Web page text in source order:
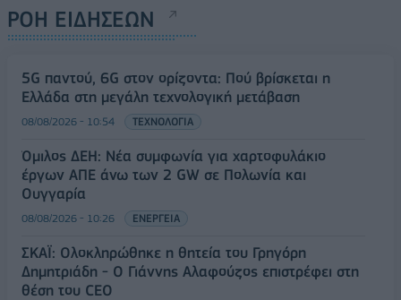
ΡΟΗ ΕΙΔΗΣΕΩΝ
5G παντού, 6G στον ορίζοντα: Πού βρίσκεται η
Ελλάδα στη μεγάλη τεχνολογική μετάβαση
08/08/2026 - 10:54 ΤΕΧΝΟΛΟΓΙΑ
Όμιλος ΔΕΗ: Νέα συμφωνία για χαρτοφυλάκιο
έργων ΑΠΕ άνω των 2 GW σε Πολωνία και
Ουγγαρία
08/08/2026 - 10:26 ΕΝΕΡΓΕΙΑ
ΣΚΑΪ: Ολοκληρώθηκε η θητεία του Γρηγόρη
Δημητριάδη - Ο Γιάννης Αλαφούζος επιστρέφει στη
θέση του CEO